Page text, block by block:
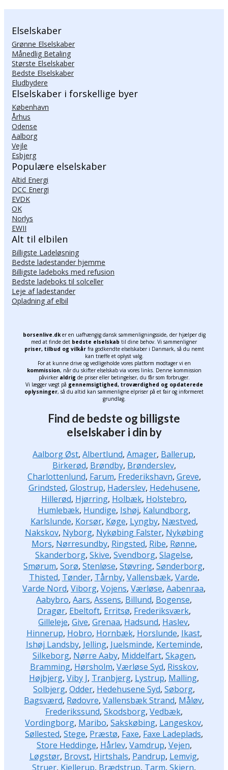
Elselskaber
Grønne Elselskaber
Månedlig Betaling
Største Elselskaber
Bedste Elselskaber
Eludbydere
Elselskaber i forskellige byer
København
Århus
Odense
Aalborg
Vejle
Esbjerg
Populære elselskaber
Altid Energi
DCC Energi
EVDK
OK
Norlys
EWII
Alt til elbilen
Billigste Ladeløsning
Bedste ladestander hjemme
Billigste ladeboks med refusion
Bedste ladeboks til solceller
Leje af ladestander
Opladning af elbil
borsenlive.dker en uafhængig dansk sammenligningsside, der hjælper dig
med at finde det bedste elselskab til dine behov. Vi sammenligner
priser, tilbud og vilkårfra godkendte elselskaber i Danmark, så du nemt
kan træffe et oplyst valg.
For at kunne drive og vedligeholde vores platform modtager vi en
kommission, når du skifter elselskab via vores links. Denne kommission
påvirker aldrig de priser eller betingelser, du får som forbruger.
Vi lægger vægt på gennemsigtighed, troværdighed og opdaterede
oplysninger, så du altid kan sammenligne elpriser på et fair og informeret
grundlag.
Find de bedste og billigste
elselskaber i din by
Aalborg Øst, Albertlund, Amager, Ballerup,
Birkerød, Brøndby, Brønderslev,
Charlottenlund, Farum, Frederikshavn, Greve,
Grindsted, Glostrup, Haderslev, Hedehusene,
Hillerød, Hjørring, Holbæk, Holstebro,
Humlebæk, Hundige, Ishøj, Kalundborg,
Karlslunde, Korsør, Køge, Lyngby, Næstved,
Nakskov, Nyborg, Nykøbing Falster, Nykøbing
Mors, Nørresundby, Ringsted, Ribe, Rønne,
Skanderborg, Skive, Svendborg, Slagelse,
Smørum, Sorø, Stenløse, Støvring, Sønderborg,
Thisted, Tønder, Tårnby, Vallensbæk, Varde,
Varde Nord, Viborg, Vojens, Værløse, Aabenraa,
Aabybro, Aars, Assens, Billund, Bogense,
Dragør, Ebeltoft, Erritsø, Frederiksværk,
Gilleleje, Give, Grenaa, Hadsund, Haslev,
Hinnerup, Hobro, Hornbæk, Horslunde, Ikast,
Ishøj Landsby, Jelling, Juelsminde, Kerteminde,
Silkeborg, Nørre Aaby, Middelfart, Skagen,
Bramming, Hørsholm, Værløse Syd, Risskov,
Højbjerg, Viby J, Tranbjerg, Lystrup, Malling,
Solbjerg, Odder, Hedehusene Syd, Søborg,
Bagsværd, Rødovre, Vallensbæk Strand, Måløv,
Frederikssund, Skodsborg, Vedbæk,
Vordingborg, Maribo, Sakskøbing, Langeskov,
Søllested, Stege, Præstø, Faxe, Faxe Ladeplads,
Store Heddinge, Hårlev, Vamdrup, Vejen,
Løgstør, Brovst, Hirtshals, Pandrup, Lemvig,
Struer, Kjellerup, Brædstrup, Tarm, Skjern,